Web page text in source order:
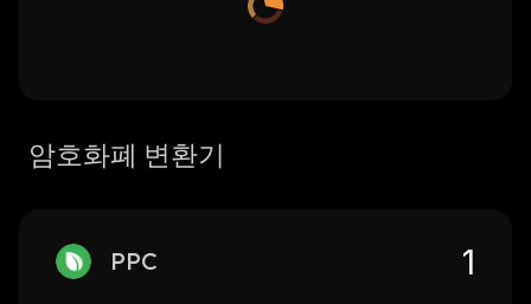
암호화폐 변환기
PPC